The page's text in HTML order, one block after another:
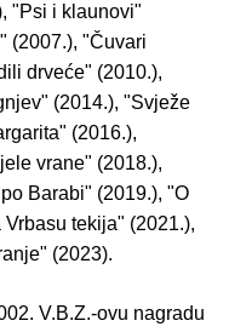
"Psi i klaunovi"
(2007.), "Čuvari
drveće" (2010.),
(2014.), "Svježe
(2016.),
vrane" (2018.),
Barabi" (2019.), "O
tekija" (2021.),
(2023).
V.B.Z.-ovu nagradu